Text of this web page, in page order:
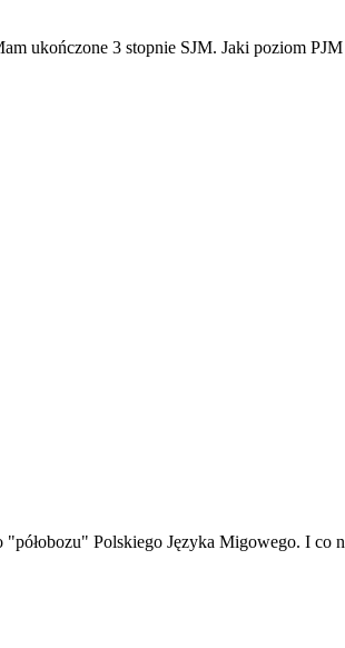
ukończone 3 stopnie SJM. Jaki poziom
Polskiego Języka Migowego. I co